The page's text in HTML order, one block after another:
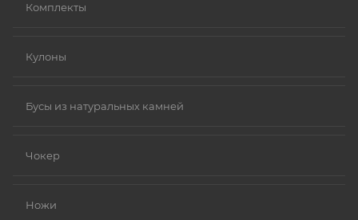
Комплекты
Кулоны
Бусы из натуральных камней
Чокер
Ножи